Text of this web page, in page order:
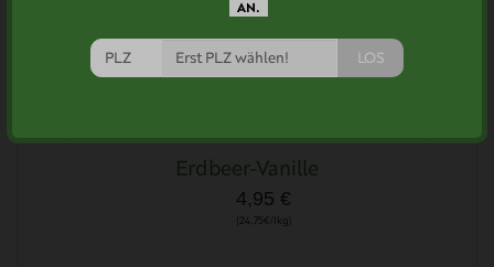
AN.
LOS
Erdbeer-Vanille
4,95 €
(24,75€/1kg)